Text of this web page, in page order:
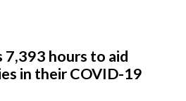
hours to aid
in their COVID-19